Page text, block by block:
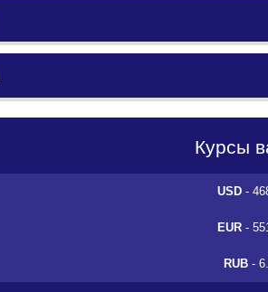
Курсы
USD-
EUR-
RUB-